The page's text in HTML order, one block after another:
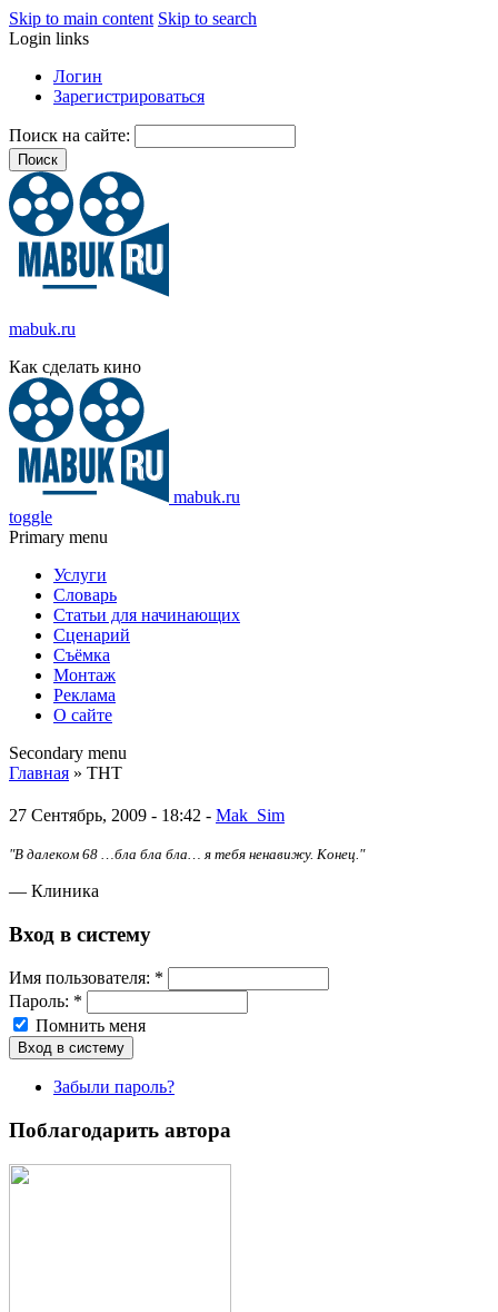
Skip to main content Skip to search
Login links
Логин
Зарегистрироваться
Поиск на сайте:
mabuk.ru
Как сделать кино
mabuk.ru
toggle
Primary menu
Услуги
Словарь
Статьи для начинающих
Сценарий
Съёмка
Монтаж
Реклама
О сайте
Secondary menu
Главная » ТНТ
27 Сентябрь, 2009 - 18:42 - Mak_Sim
"В далеком 68 …бла бла бла… я тебя ненавижу. Конец."
— Клиника
Вход в систему
Имя пoльзовaтeля: *
Пароль: *
Помнить меня
Забыли пароль?
Поблагодарить автора